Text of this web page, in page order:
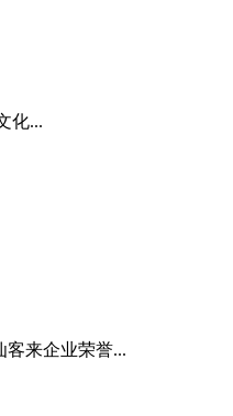
化...
客来企业荣誉...